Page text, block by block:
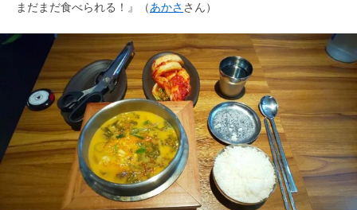
まだまだ食べられる！』（あかさ さん）